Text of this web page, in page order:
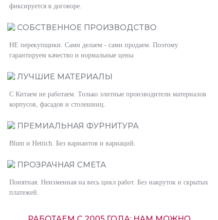
фиксируется в договоре.
СОБСТВЕННОЕ ПРОИЗВОДСТВО
НЕ перекупщики. Сами делаем - сами продаем. Поэтому
гарантируем качество и нормальные цены
ЛУЧШИЕ МАТЕРИАЛЫ
С Китаем не работаем. Только элитные производители материалов
корпусов, фасадов и столешниц.
ПРЕМИАЛЬНАЯ ФУРНИТУРА
Blum и Hettich. Без вариантов и вариаций.
ПРОЗРАЧНАЯ СМЕТА
Понятная. Неизменная на весь цикл работ. Без накруток и скрытых
платежей.